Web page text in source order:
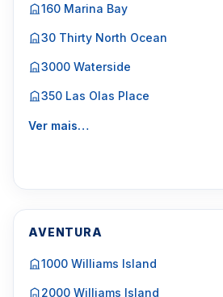
160 Marina Bay
30 Thirty North Ocean
3000 Waterside
350 Las Olas Place
Ver mais…
AVENTURA
1000 Williams Island
2000 Williams Island